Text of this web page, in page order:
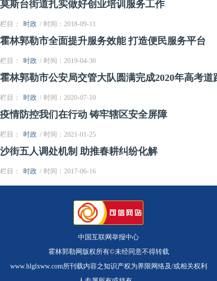
莫斯台街道扎实做好创业培训服务工作
栏目： 时政 / 时间：2018-09-11
霍林郭勒市全面提升服务效能 打造便民服务平台
栏目： 时政 / 时间：2019-04-30
霍林郭勒市公安局交管大队圆满完成2020年高考
栏目： 时政 / 时间：2020-07-10
疫情防控我们在行动 铸牢辖区安全屏障
栏目： 时政 / 时间：2021-01-25
沙街五人调处机制 助推春耕纠纷化解
栏目： 时政 / 时间：2017-06-16
中国互联网举报中心
霍林郭勒网版权所有©未经同意不得转载
www.hlglxww.com所刊载内容之知识产权为界限网络及/或相关权利